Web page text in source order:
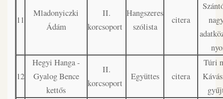
11
Mladonyiczki
Ádám
II.
korcsoport
Hangszeres
szólista
citera
12
Hegyi Hanga -
Gyalog Bence
kettős
II.
korcsoport
Együttes citera
Túri